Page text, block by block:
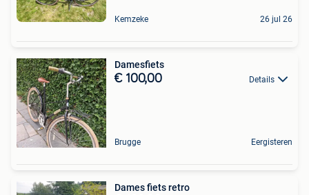
Kemzeke 26 jul 26
Damesfiets
€ 100,00 Details
Brugge Eergisteren
Dames fiets retro